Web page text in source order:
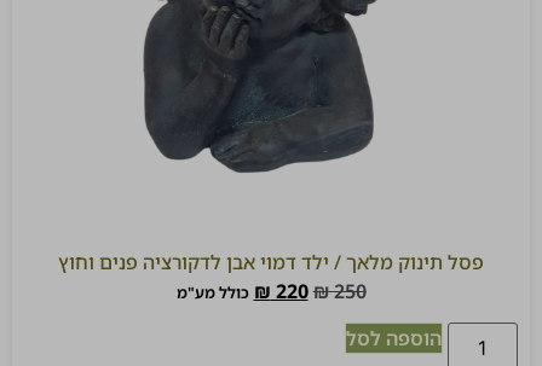
פסל תינוק מלאך / ילד דמוי אבן לדקורציה פנים וחוץ
₪250
₪ 220 כולל מע"מ
הוספה לסל